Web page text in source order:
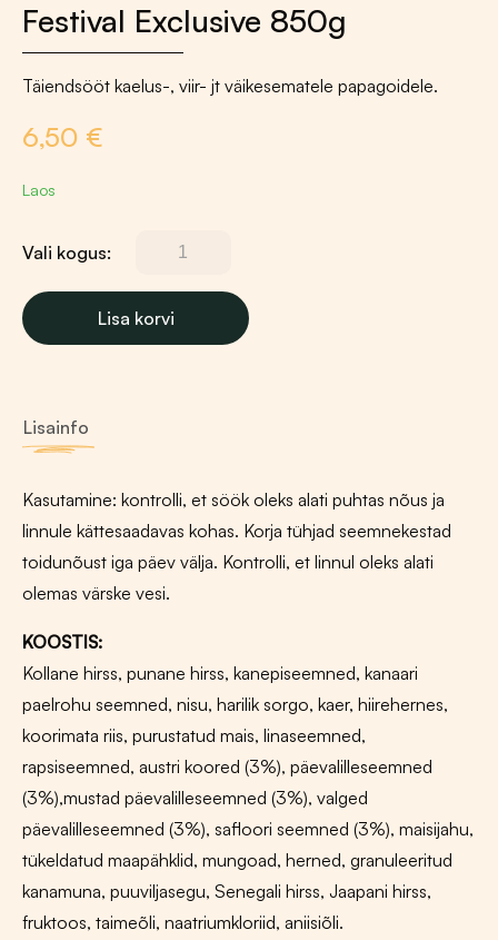
Festival Exclusive 850g
Täiendsööt kaelus-, viir- jt väikesematele papagoidele.
6,50 €
Laos
Vali kogus:
Nümfkakaduu
täissööt
Festival
Lisa korvi
Lisainfo
Kasutamine: kontrolli, et söök oleks alati puhtas nõus ja
linnule kättesaadavas kohas. Korja tühjad seemnekestad
toidunõust iga päev välja. Kontrolli, et linnul oleks alati
olemas värske vesi.
KOOSTIS:
Kollane hirss, punane hirss, kanepiseemned, kanaari
paelrohu seemned, nisu, harilik sorgo, kaer, hiirehernes,
koorimata riis, purustatud mais, linaseemned,
rapsiseemned, austri koored (3%), päevalilleseemned
(3%),mustad päevalilleseemned (3%), valged
päevalilleseemned (3%), safloori seemned (3%), maisijahu,
tükeldatud maapähklid, mungoad, herned, granuleeritud
kanamuna, puuviljasegu, Senegali hirss, Jaapani hirss,
fruktoos, taimeõli, naatriumkloriid, aniisiõli.